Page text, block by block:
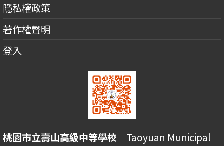
隱私權政策
著作權聲明
登入
桃園市立壽山高級中等學校 Taoyuan Municipal